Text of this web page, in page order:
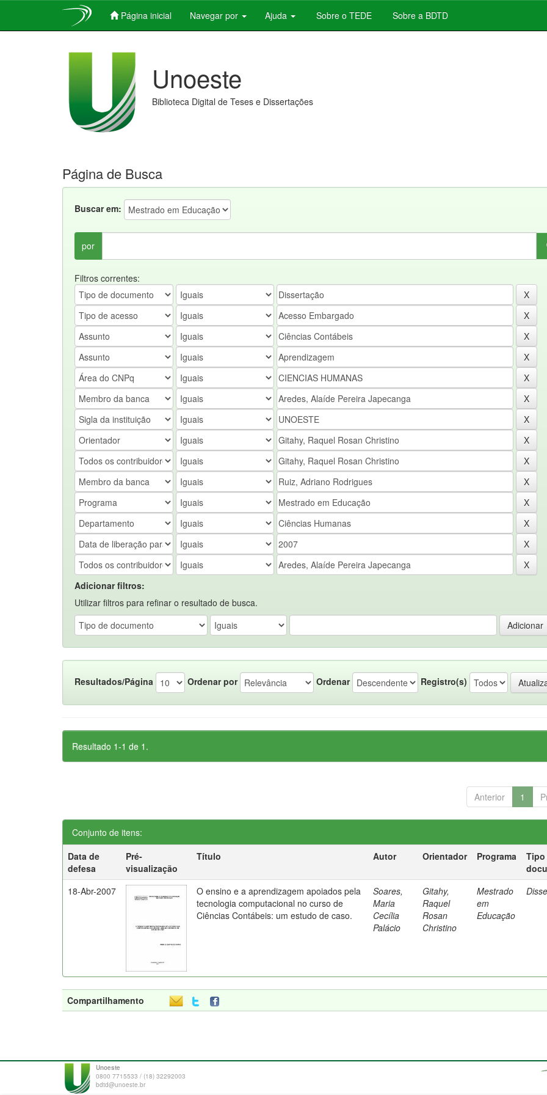
Página inicial Navegar por Ajuda Sobre o TEDE Sobre a BDTD
Unoeste
Biblioteca Digital de Teses e Dissertações
Página de Busca
Buscar em:
por
Filtros correntes:
Adicionar filtros:
Utilizar filtros para refinar o resultado de busca.
Resultados/Página Ordenar por Ordenar Registro(s)
Resultado 1-1 de 1.
Anterior 1
Conjunto de itens:
Data de
defesa
Pré-
visualização
Título Autor Orientador Programa
Tipo
18-Abr-2007
O ensino e a aprendizagem apoiados pela
tecnologia computacional no curso de
Ciências Contábeis: um estudo de caso.
Soares,
Maria
Cecília
Palácio
Gitahy,
Raquel
Rosan
Christino
Mestrado
em
Educação
Compartilhamento
Unoeste
0800 7715533 / (18) 32292003
bdtd@unoeste.br